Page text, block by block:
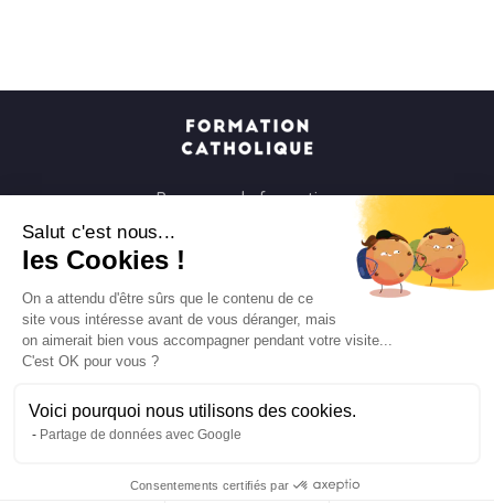
Salut c'est nous...
les Cookies !
On a attendu d'être sûrs que le contenu de ce
site vous intéresse avant de vous déranger, mais
on aimerait bien vous accompagner pendant votre visite...
C'est OK pour vous ?
Voici pourquoi nous utilisons des cookies.
Partage de données avec Google
Consentements certifiés par
Parcours de formation
Parcours spirituels
Les groupes et paroisses
Mentions légales